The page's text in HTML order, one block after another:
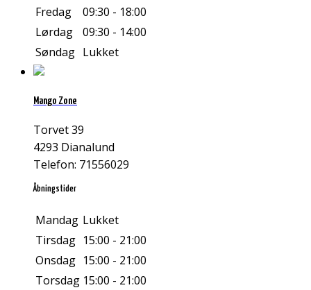
Fredag
09:30 - 18:00
Lørdag
09:30 - 14:00
Søndag Lukket
Mango Zone
Torvet 39
4293 Dianalund
Telefon: 71556029
Åbningstider
Mandag Lukket
Tirsdag 15:00 - 21:00
Onsdag 15:00 - 21:00
Torsdag 15:00 - 21:00